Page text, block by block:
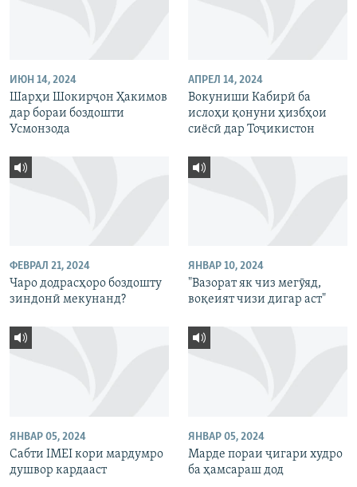
ИЮН 14, 2024
Шарҳи Шокирҷон Ҳакимов
дар бораи боздошти
Усмонзода
АПРЕЛ 14, 2024
Вокуниши Кабирӣ ба
ислоҳи қонуни ҳизбҳои
сиёсӣ дар Тоҷикистон
ФЕВРАЛ 21, 2024
Чаро додрасҳоро боздошту
зиндонӣ мекунанд?
ЯНВАР 10, 2024
"Вазорат як чиз мегӯяд,
воқеият чизи дигар аст"
ЯНВАР 05, 2024
Сабти IMEI кори мардумро
душвор кардааст
ЯНВАР 05, 2024
Марде пораи ҷигари худро
ба ҳамсараш дод